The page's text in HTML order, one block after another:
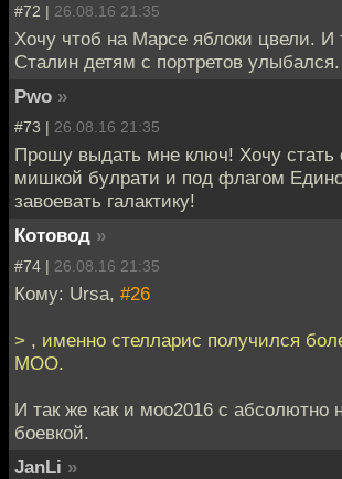
#72 | 26.08.16 21:35
Хочу чтоб на Марсе яблоки цвели. И
Сталин детям с портретов улыбался.
Pwo »
#73 | 26.08.16 21:35
Прошу выдать мне ключ! Хочу стать
мишкой булрати и под флагом
завоевать галактику!
Котовод »
#74 | 26.08.16 21:35
Кому: Ursa, #26
> , именно стелларис получился
МОО.
И так же как и моо2016 с абсолютно
боевкой.
JanLi »